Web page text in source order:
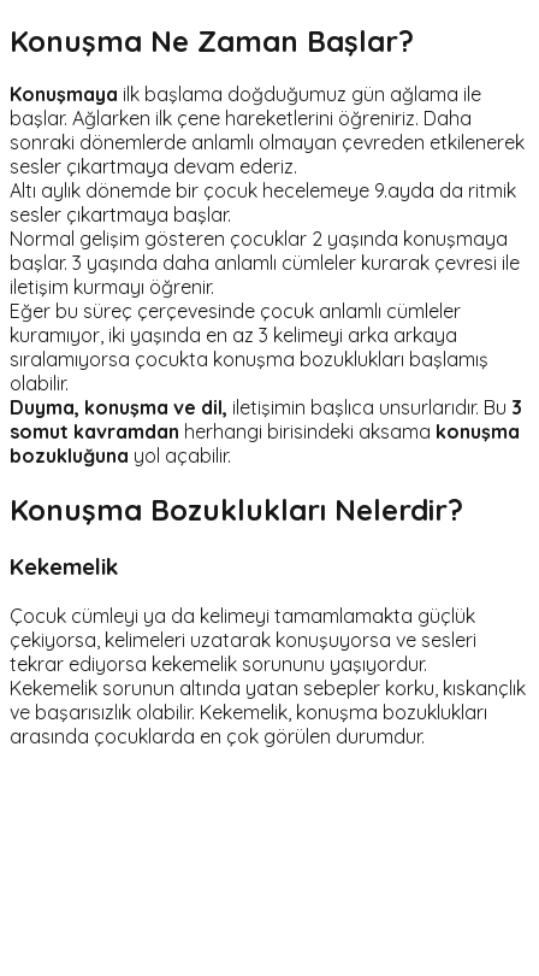
Konuşma Ne Zaman Başlar?
Konuşmaya ilk başlama doğduğumuz gün ağlama ile
başlar. Ağlarken ilk çene hareketlerini öğreniriz. Daha
sonraki dönemlerde anlamlı olmayan çevreden etkilenerek
sesler çıkartmaya devam ederiz.
Altı aylık dönemde bir çocuk hecelemeye 9.ayda da ritmik
sesler çıkartmaya başlar.
Normal gelişim gösteren çocuklar 2 yaşında konuşmaya
başlar. 3 yaşında daha anlamlı cümleler kurarak çevresi ile
iletişim kurmayı öğrenir.
Eğer bu süreç çerçevesinde çocuk anlamlı cümleler
kuramıyor, iki yaşında en az 3 kelimeyi arka arkaya
sıralamıyorsa çocukta konuşma bozuklukları başlamış
olabilir.
Duyma, konuşma ve dil, iletişimin başlıca unsurlarıdır. Bu 3
somut kavramdan herhangi birisindeki aksama konuşma
bozukluğuna yol açabilir.
Konuşma Bozuklukları Nelerdir?
Kekemelik
Çocuk cümleyi ya da kelimeyi tamamlamakta güçlük
çekiyorsa, kelimeleri uzatarak konuşuyorsa ve sesleri
tekrar ediyorsa kekemelik sorununu yaşıyordur.
Kekemelik sorunun altında yatan sebepler korku, kıskançlık
ve başarısızlık olabilir. Kekemelik, konuşma bozuklukları
arasında çocuklarda en çok görülen durumdur.